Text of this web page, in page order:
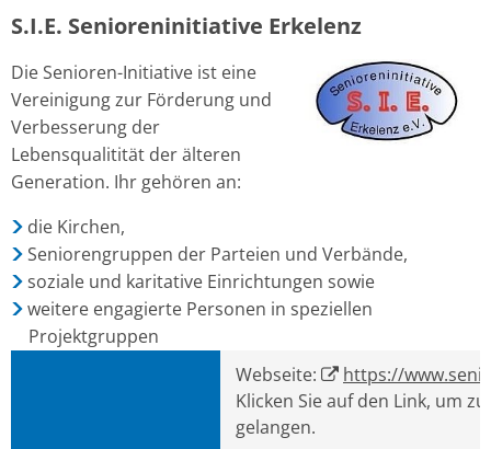
S.I.E. Senioreninitiative Erkelenz
Die Senioren-Initiative ist eine
Vereinigung zur Förderung und
Verbesserung der
Lebensqualitität der älteren
Generation. Ihr gehören an:
die Kirchen,
Seniorengruppen der Parteien und Verbände,
soziale und karitative Einrichtungen sowie
weitere engagierte Personen in speziellen
Projektgruppen
Webseite:
https://
Klicken Sie auf den Link, um
gelangen.